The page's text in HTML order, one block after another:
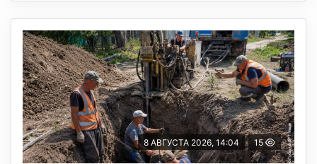
8 АВГУСТА 2026, 14:04 15